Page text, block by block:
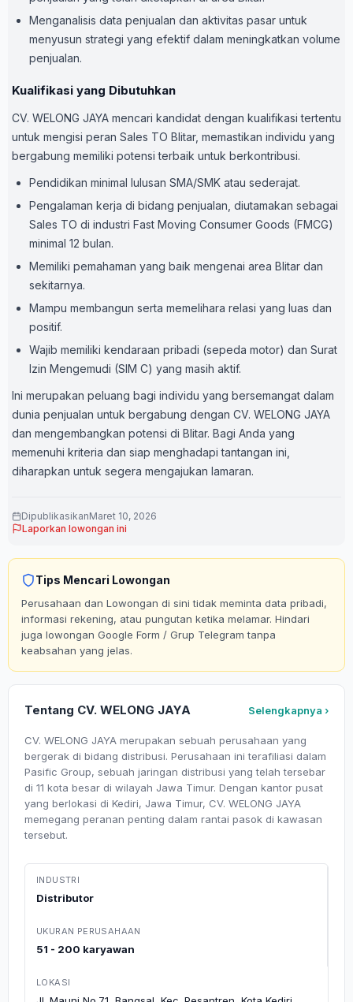
Menganalisis data penjualan dan aktivitas pasar untuk
menyusun strategi yang efektif dalam meningkatkan volume
penjualan.
Kualifikasi yang Dibutuhkan
CV. WELONG JAYA mencari kandidat dengan kualifikasi tertentu
untuk mengisi peran Sales TO Blitar, memastikan individu yang
bergabung memiliki potensi terbaik untuk berkontribusi.
Pendidikan minimal lulusan SMA/SMK atau sederajat.
Pengalaman kerja di bidang penjualan, diutamakan sebagai
Sales TO di industri Fast Moving Consumer Goods (FMCG)
minimal 12 bulan.
Memiliki pemahaman yang baik mengenai area Blitar dan
sekitarnya.
Mampu membangun serta memelihara relasi yang luas dan
positif.
Wajib memiliki kendaraan pribadi (sepeda motor) dan Surat
Izin Mengemudi (SIM C) yang masih aktif.
Ini merupakan peluang bagi individu yang bersemangat dalam
dunia penjualan untuk bergabung dengan CV. WELONG JAYA
dan mengembangkan potensi di Blitar. Bagi Anda yang
memenuhi kriteria dan siap menghadapi tantangan ini,
diharapkan untuk segera mengajukan lamaran.
DipublikasikanMaret 10, 2026
Laporkan lowongan ini
Tips Mencari Lowongan
Perusahaan dan Lowongan di sini tidak meminta data pribadi,
informasi rekening, atau pungutan ketika melamar. Hindari
juga lowongan Google Form / Grup Telegram tanpa
keabsahan yang jelas.
Tentang CV. WELONG JAYA Selengkapnya ›
CV. WELONG JAYA merupakan sebuah perusahaan yang
bergerak di bidang distribusi. Perusahaan ini terafiliasi dalam
Pasific Group, sebuah jaringan distribusi yang telah tersebar
di 11 kota besar di wilayah Jawa Timur. Dengan kantor pusat
yang berlokasi di Kediri, Jawa Timur, CV. WELONG JAYA
memegang peranan penting dalam rantai pasok di kawasan
tersebut.
INDUSTRI
Distributor
UKURAN PERUSAHAAN
51 - 200 karyawan
LOKASI